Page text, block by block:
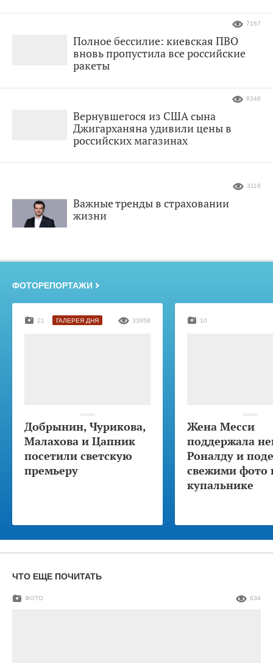
Полное бессилие: киевская ПВО
вновь пропустила все российские
ракеты
7167
Вернувшегося из США сына
Джигарханяна удивили цены в
российских магазинах
8348
Важные тренды в страховании
жизни
3118
ФОТОРЕПОРТАЖИ
Добрынин, Чурикова,
Малахова и Цапник
посетили светскую
премьеру
21 ГАЛЕРЕЯ ДНЯ 33958
Жена Месси
поддержала
Роналду и
свежими фото
купальнике
10
ЧТО ЕЩЕ ПОЧИТАТЬ
ФОТО 634